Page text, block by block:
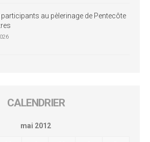
au pèlerinage de Pentecôte
CALENDRIER
mai 2012